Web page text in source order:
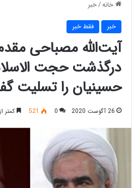
خانه/خبر
خبر فقط خبر
آیت‌الله مصباحی
درگذشت حجت
حسینیان را تسلیت
26 آگوست 2020 0
521 کمتر